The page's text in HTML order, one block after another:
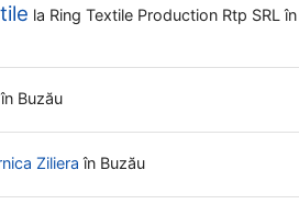
la Ring Textile Production Rtp SRL în
în Buzău
Ziliera în Buzău